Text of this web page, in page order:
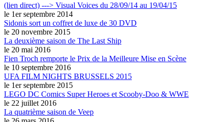
(lien direct) ---> Visual Voices du 28/09/14 au 19/04/15
le 1er septembre 2014
Sidonis sort un coffret de luxe de 30 DVD
le 20 novembre 2015
La deuxième saison de The Last Ship
le 20 mai 2016
Fien Troch remporte le Prix de la Meilleure Mise en Scène
le 10 septembre 2016
UFA FILM NIGHTS BRUSSELS 2015
le 1er septembre 2015
LEGO DC Comics Super Heroes et Scooby-Doo & WWE
le 22 juillet 2016
La quatrième saison de Veep